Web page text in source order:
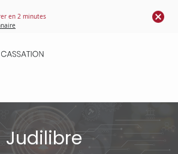
cookies
en 2 minutes
Judilibre